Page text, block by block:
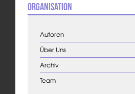
Organisation
Autoren
Über Uns
Archiv
Team